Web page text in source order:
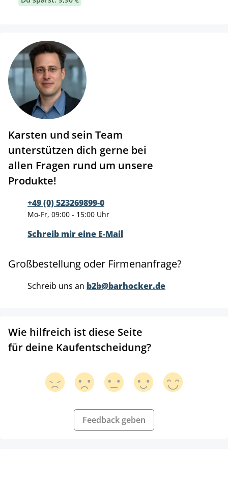
Karsten und sein Team
unterstützen dich gerne bei
allen Fragen rund um unsere
Produkte!
+49 (0) 523269899-0
Mo-Fr, 09:00 - 15:00 Uhr
Schreib mir eine E-Mail
Großbestellung oder Firmenanfrage?
Schreib uns an b2b@barhocker.de
Wie hilfreich ist diese Seite
für deine Kaufentscheidung?
Feedback geben